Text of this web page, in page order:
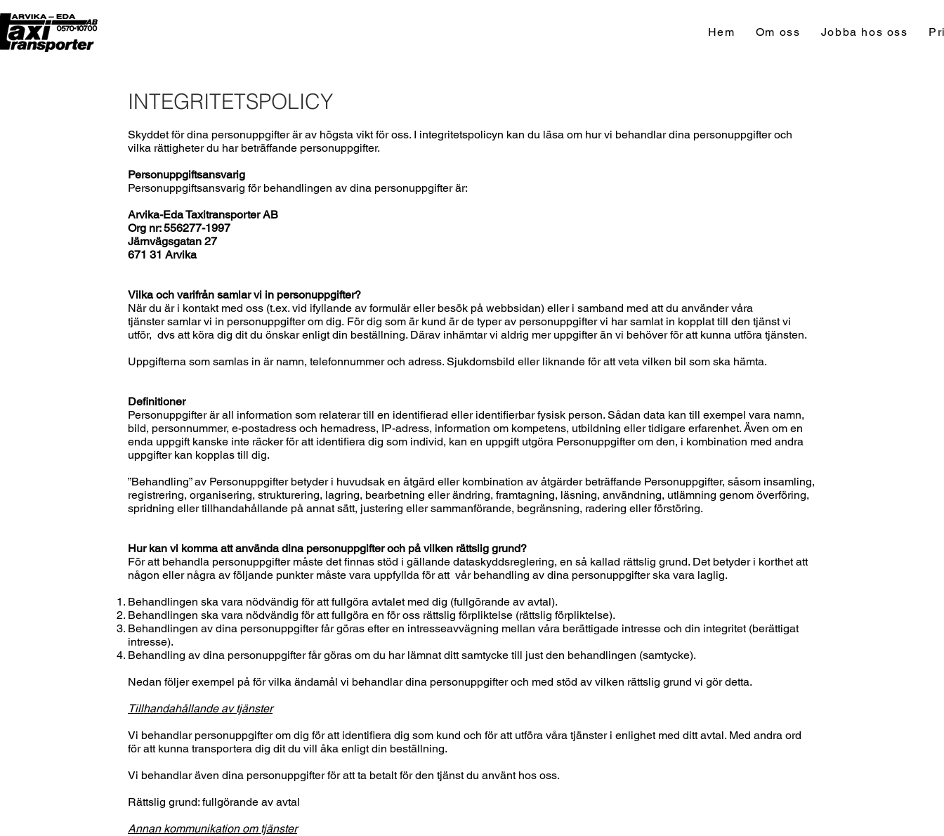
Hem Om oss Jobba hos oss
INTEGRITETSPOLICY
Skyddet för dina personuppgifter är av högsta vikt för oss. I integritetspolicyn kan du läsa om hur vi behandlar dina personuppgifter och
vilka rättigheter du har beträffande personuppgifter.
Personuppgiftsansvarig
Personuppgiftsansvarig för behandlingen av dina personuppgifter är:
Arvika-Eda Taxitransporter AB
Org nr: 556277-1997
Järnvägsgatan 27
671 31 Arvika
Vilka och varifrån samlar vi in personuppgifter?
När du är i kontakt med oss (t.ex. vid ifyllande av formulär eller besök på webbsidan) eller i samband med att du använder våra
tjänster samlar vi in personuppgifter om dig. För dig som är kund är de typer av personuppgifter vi har samlat in kopplat till den tjänst vi
utför, dvs att köra dig dit du önskar enligt din beställning. Därav inhämtar vi aldrig mer uppgifter än vi behöver för att kunna utföra tjänsten.
Uppgifterna som samlas in är namn, telefonnummer och adress. Sjukdomsbild eller liknande för att veta vilken bil som ska hämta.
Definitioner
Personuppgifter är all information som relaterar till en identifierad eller identifierbar fysisk person. Sådan data kan till exempel vara namn,
bild, personnummer, e-postadress och hemadress, IP-adress, information om kompetens, utbildning eller tidigare erfarenhet. Även om en
enda uppgift kanske inte räcker för att identifiera dig som individ, kan en uppgift utgöra Personuppgifter om den, i kombination med andra
uppgifter kan kopplas till dig.
”Behandling” av Personuppgifter betyder i huvudsak en åtgärd eller kombination av åtgärder beträffande Personuppgifter, såsom insamling,
registrering, organisering, strukturering, lagring, bearbetning eller ändring, framtagning, läsning, användning, utlämning genom överföring,
spridning eller tillhandahållande på annat sätt, justering eller sammanförande, begränsning, radering eller förstöring.
Hur kan vi komma att använda dina personuppgifter och på vilken rättslig grund?
För att behandla personuppgifter måste det finnas stöd i gällande dataskyddsreglering, en så kallad rättslig grund. Det betyder i korthet att
någon eller några av följande punkter måste vara uppfyllda för att vår behandling av dina personuppgifter ska vara laglig.
Behandlingen ska vara nödvändig för att fullgöra avtalet med dig (fullgörande av avtal).
Behandlingen ska vara nödvändig för att fullgöra en för oss rättslig förpliktelse (rättslig förpliktelse).
Behandlingen av dina personuppgifter får göras efter en intresseavvägning mellan våra berättigade intresse och din integritet (berättigat
intresse).
Behandling av dina personuppgifter får göras om du har lämnat ditt samtycke till just den behandlingen (samtycke).
Nedan följer exempel på för vilka ändamål vi behandlar dina personuppgifter och med stöd av vilken rättslig grund vi gör detta.
Tillhandahållande av tjänster
Vi behandlar personuppgifter om dig för att identifiera dig som kund och för att utföra våra tjänster i enlighet med ditt avtal. Med andra ord
för att kunna transportera dig dit du vill åka enligt din beställning.
Vi behandlar även dina personuppgifter för att ta betalt för den tjänst du använt hos oss.
Rättslig grund: fullgörande av avtal
Annan kommunikation om tjänster